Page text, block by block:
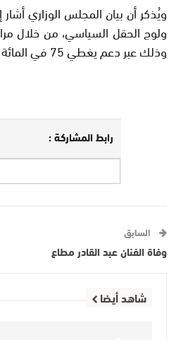
ولوج الحقل السياسي، من خلال
وذلك عبر دعم يغطي 75 في المائة من تكاليف هذه الحملات.
رابط المشاركة :
السابق
وفاة الفنان عبد القادر مطاع
شاهد أيضا